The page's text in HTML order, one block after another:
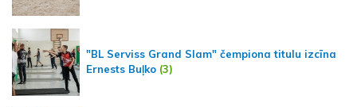
"BL Serviss Grand Slam" čempiona titulu izcīna
Ernests Buļko (3)